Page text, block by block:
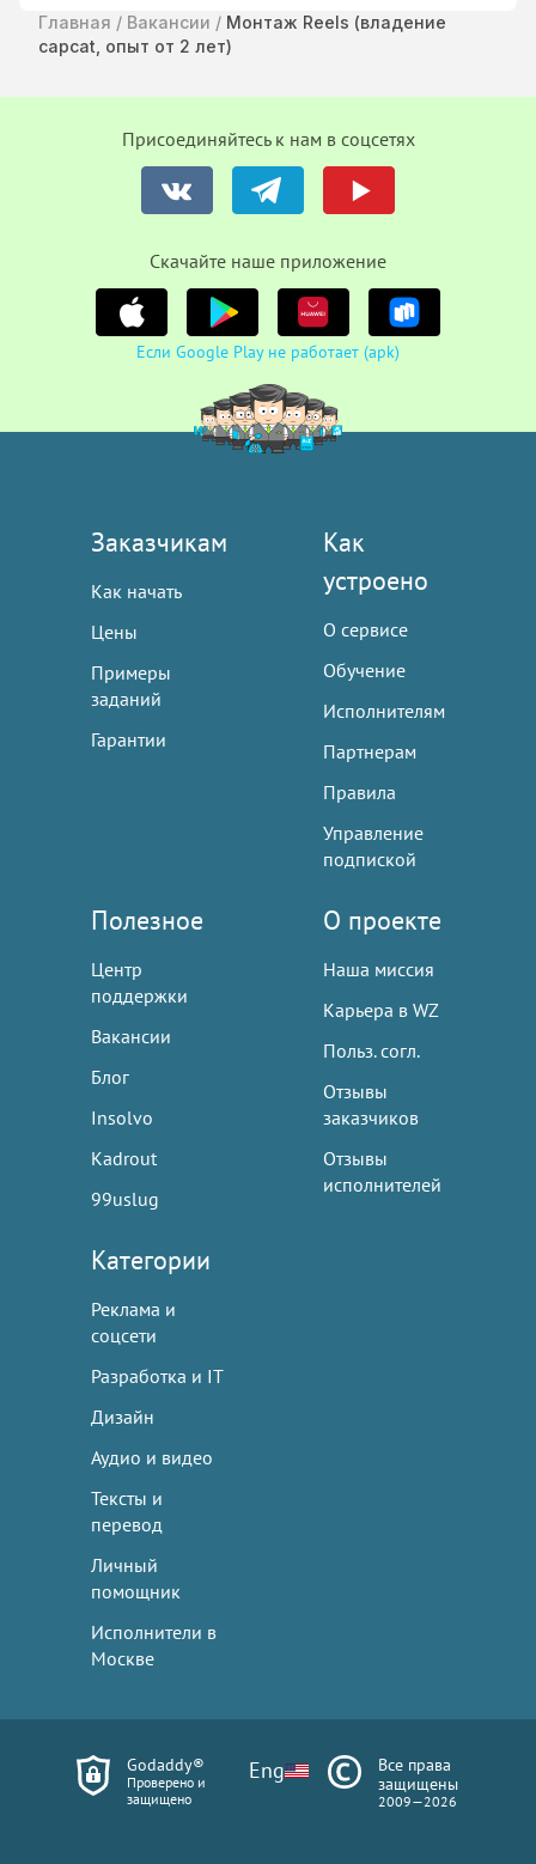
Главная / Вакансии / Монтаж Reels (владение
capcat, опыт от 2 лет)
Присоединяйтесь к нам в соцсетях
Cкачайте наше приложение
Если Google Play не работает (apk)
Заказчикам
Как начать
Цены
Примеры
заданий
Гарантии
Как
устроено
О сервисе
Обучение
Исполнителям
Партнерам
Правила
Управление
подпиской
Полезное
Центр
поддержки
Вакансии
Блог
Insolvo
Kadrout
99uslug
О проекте
Наша миссия
Карьера в WZ
Польз. согл.
Отзывы
заказчиков
Отзывы
исполнителей
Категории
Реклама и
соцсети
Разработка и IT
Дизайн
Аудио и видео
Тексты и
перевод
Личный
помощник
Исполнители в
Москве
Godaddy®
Проверено и
защищено
Eng
Все права
защищены
2009—2026